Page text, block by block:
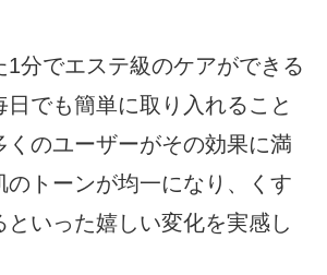
1分でエステ級のケアができる
でも簡単に取り入れること
くのユーザーがその効果に満
のトーンが均一になり、くす
といった嬉しい変化を実感し